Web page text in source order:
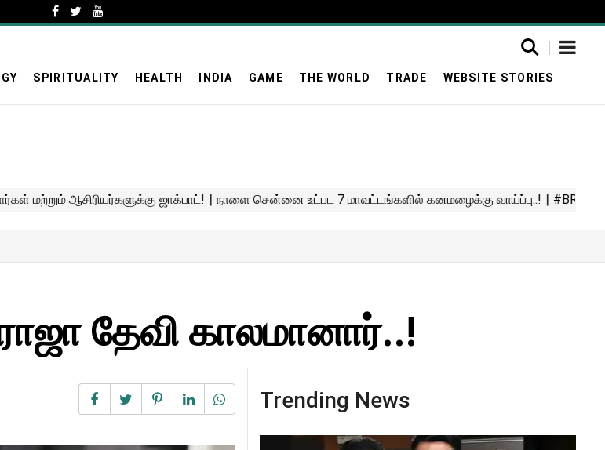
SPIRITUALITY HEALTH INDIA GAME THE WORLD TRADE WEBSITE STORIES
தேவி காலமானார்..!
Trending News